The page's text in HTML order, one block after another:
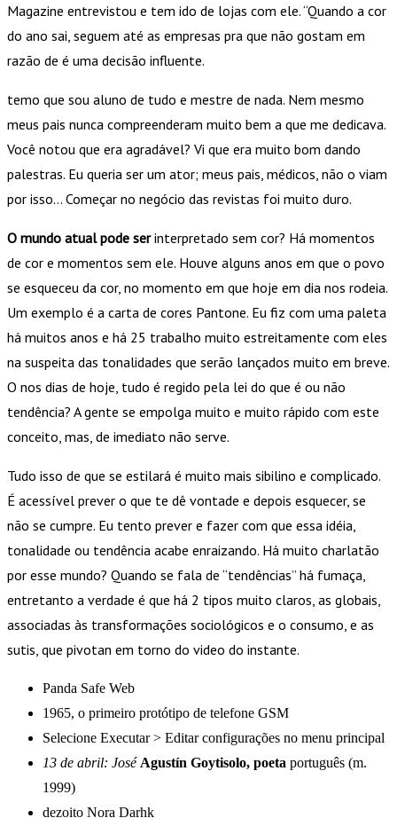
Magazine entrevistou e tem ido de lojas com ele. “Quando a cor
do ano sai, seguem até as empresas pra que não gostam em
razão de é uma decisão influente.
temo que sou aluno de tudo e mestre de nada. Nem mesmo
meus pais nunca compreenderam muito bem a que me dedicava.
Você notou que era agradável? Vi que era muito bom dando
palestras. Eu queria ser um ator; meus pais, médicos, não o viam
por isso… Começar no negócio das revistas foi muito duro.
O mundo atual pode serinterpretado sem cor? Há momentos
de cor e momentos sem ele. Houve alguns anos em que o povo
se esqueceu da cor, no momento em que hoje em dia nos rodeia.
Um exemplo é a carta de cores Pantone. Eu fiz com uma paleta
há muitos anos e há 25 trabalho muito estreitamente com eles
na suspeita das tonalidades que serão lançados muito em breve.
O nos dias de hoje, tudo é regido pela lei do que é ou não
tendência? A gente se empolga muito e muito rápido com este
conceito, mas, de imediato não serve.
Tudo isso de que se estilará é muito mais sibilino e complicado.
É acessível prever o que te dê vontade e depois esquecer, se
não se cumpre. Eu tento prever e fazer com que essa idéia,
tonalidade ou tendência acabe enraizando. Há muito charlatão
por esse mundo? Quando se fala de “tendências” há fumaça,
entretanto a verdade é que há 2 tipos muito claros, as globais,
associadas às transformações sociológicos e o consumo, e as
sutis, que pivotan em torno do video do instante.
Panda Safe Web
1965, o primeiro protótipo de telefone GSM
Selecione Executar > Editar configurações no menu principal
13 de abril: José Agustín Goytisolo, poeta português (m.
1999)
dezoito Nora Darhk